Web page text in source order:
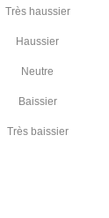
Très haussier
Haussier
Neutre
Baissier
Très baissier